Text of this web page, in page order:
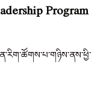
Program